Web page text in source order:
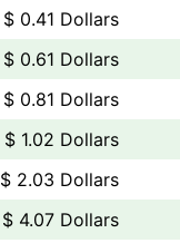
$ 0.41 Dollars
$ 0.61 Dollars
$ 0.81 Dollars
$ 1.02 Dollars
$ 2.03 Dollars
$ 4.07 Dollars